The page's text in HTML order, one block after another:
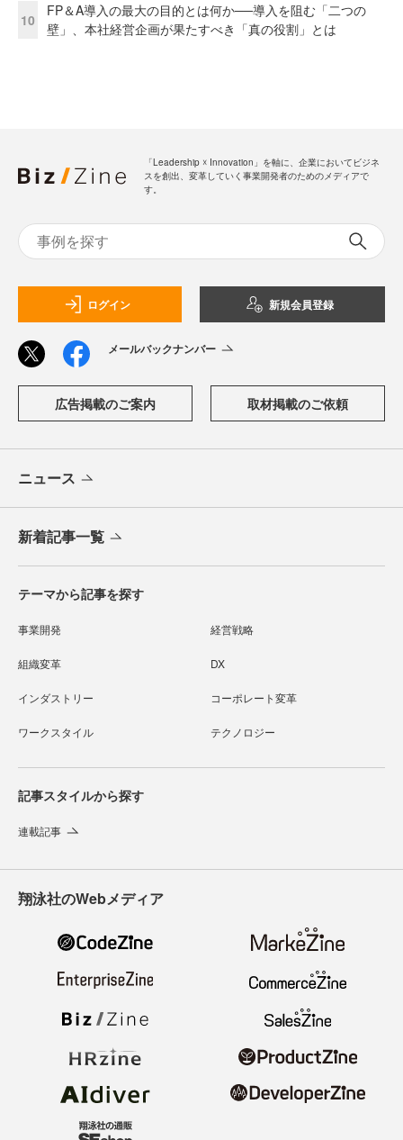
10
FP＆A導入の最大の目的とは何か──導入を阻む「二つの
壁」、本社経営企画が果たすべき「真の役割」とは
「Leadership ☓ Innovation」を軸に、企業においてビジネ
スを創出、変革していく事業開発者のためのメディアで
す。
ログイン 新規会員登録
メールバックナンバー
広告掲載のご案内 取材掲載のご依頼
ニュース
新着記事一覧
テーマから記事を探す
事業開発 経営戦略
組織変革 DX
インダストリー コーポレート変革
ワークスタイル テクノロジー
記事スタイルから探す
連載記事
翔泳社のWebメディア